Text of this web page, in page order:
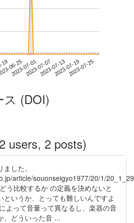
06-25
2023-07-012023-07-072023-07-132023-07-192023-07-25
ス (DOI)
users, 2 posts)
した。
article/souonseigyo1977/20/1/
う比較するか の定義を決めないと
というか、とっても難しいんですよ
よって音量って異なるし、楽器の音
、どういった音 ...